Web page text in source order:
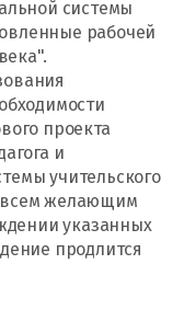
системы
рабочей
проекта
и
учительского
всем желающим
указанных
продлится